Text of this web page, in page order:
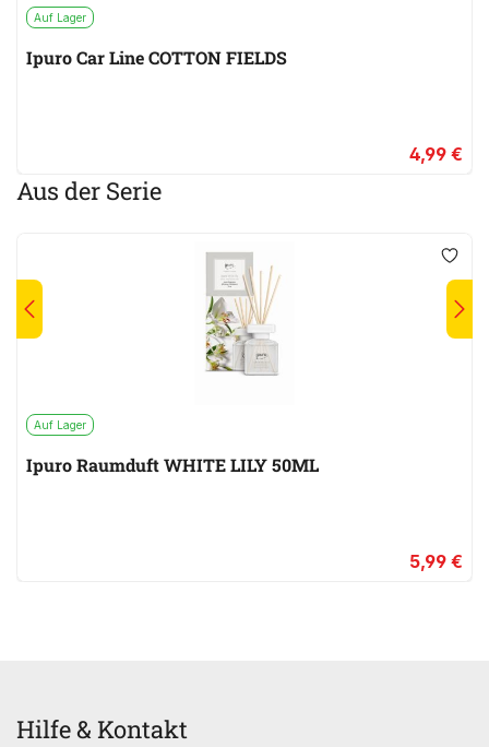
Auf Lager
Ipuro Car Line COTTON FIELDS
4,99 €
Aus der Serie
Auf Lager
Ipuro Raumduft WHITE LILY 50ML
5,99 €
Hilfe & Kontakt